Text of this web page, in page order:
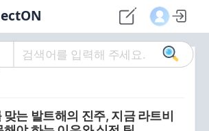
는 발트해의 진주, 지금 라트비